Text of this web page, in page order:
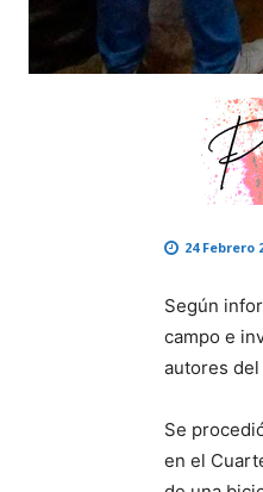
24 Febrero
Según
campo e
autores del
Se
en el